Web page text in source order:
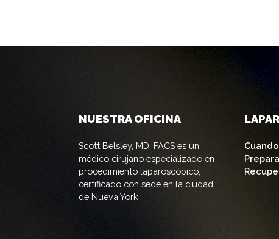
NUESTRA OFICINA
Scott Belsley, MD, FACS es un
médico cirujano especializado en
procedimiento laparoscópico,
certificado con sede en la ciudad
de Nueva York